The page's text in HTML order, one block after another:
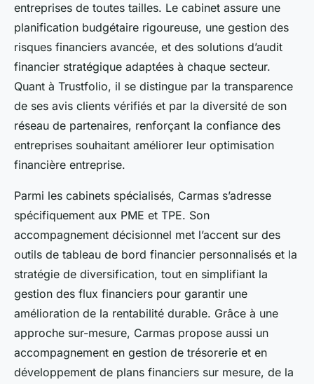
entreprises de toutes tailles. Le cabinet assure une
planification budgétaire rigoureuse, une gestion des
risques financiers avancée, et des solutions d’audit
financier stratégique adaptées à chaque secteur.
Quant à Trustfolio, il se distingue par la transparence
de ses avis clients vérifiés et par la diversité de son
réseau de partenaires, renforçant la confiance des
entreprises souhaitant améliorer leur optimisation
financière entreprise.
Parmi les cabinets spécialisés, Carmas s’adresse
spécifiquement aux PME et TPE. Son
accompagnement décisionnel met l’accent sur des
outils de tableau de bord financier personnalisés et la
stratégie de diversification, tout en simplifiant la
gestion des flux financiers pour garantir une
amélioration de la rentabilité durable. Grâce à une
approche sur-mesure, Carmas propose aussi un
accompagnement en gestion de trésorerie et en
développement de plans financiers sur mesure, de la